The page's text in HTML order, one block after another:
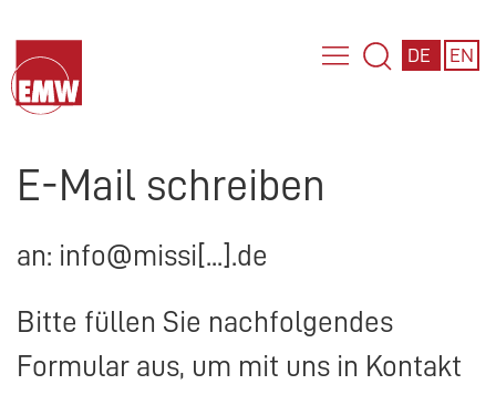
DE EN
E-Mail schreiben
an: info@missi[...].de
Bitte füllen Sie nachfolgendes
Formular aus, um mit uns in Kontakt